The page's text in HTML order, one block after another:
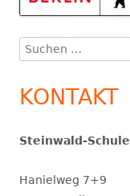
Suchen
nach:
KONTAKT
Steinwald-Schule
Hanielweg 7+9